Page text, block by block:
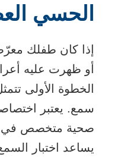
الحسي
إذا كان طفلك
أو ظهرت عليه
الخطوة الأولى
سمع. يعتبر
صحية متخصص في
يساعد اختبار